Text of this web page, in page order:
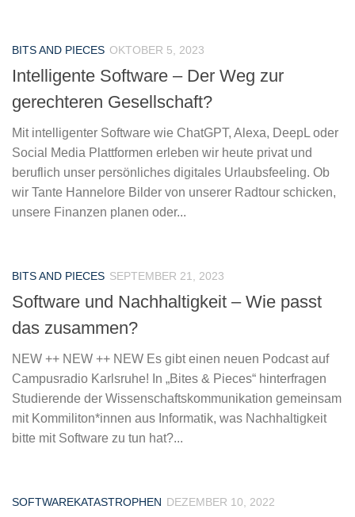
BITS AND PIECES OKTOBER 5, 2023
Intelligente Software – Der Weg zur
gerechteren Gesellschaft?
Mit intelligenter Software wie ChatGPT, Alexa, DeepL oder
Social Media Plattformen erleben wir heute privat und
beruflich unser persönliches digitales Urlaubsfeeling. Ob
wir Tante Hannelore Bilder von unserer Radtour schicken,
unsere Finanzen planen oder...
BITS AND PIECES SEPTEMBER 21, 2023
Software und Nachhaltigkeit – Wie passt
das zusammen?
NEW ++ NEW ++ NEW Es gibt einen neuen Podcast auf
Campusradio Karlsruhe! In „Bites & Pieces“ hinterfragen
Studierende der Wissenschaftskommunikation gemeinsam
mit Kommiliton*innen aus Informatik, was Nachhaltigkeit
bitte mit Software zu tun hat?...
SOFTWAREKATASTROPHEN DEZEMBER 10, 2022